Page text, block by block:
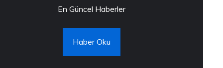
En Güncel Haberler
Haber Oku